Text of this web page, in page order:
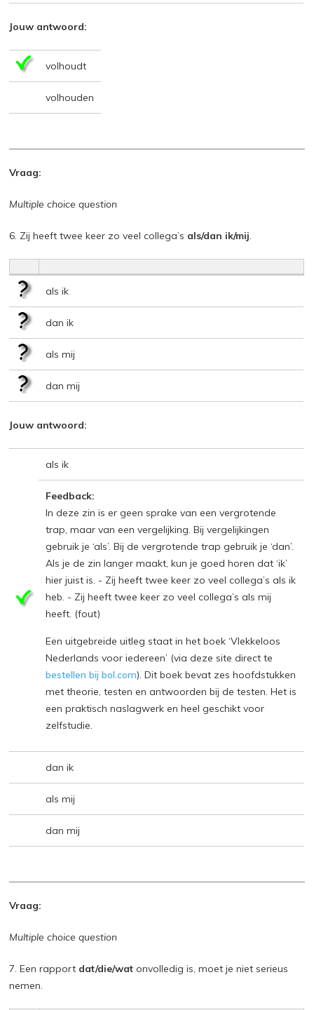
Jouw antwoord:
volhoudt
volhouden
Vraag:
Multiple choice question
6. Zij heeft twee keer zo veel collega’s als/dan ik/mij.
als ik
dan ik
als mij
dan mij
Jouw antwoord:
als ik
Feedback:
In deze zin is er geen sprake van een vergrotende
trap, maar van een vergelijking. Bij vergelijkingen
gebruik je ‘als’. Bij de vergrotende trap gebruik je ‘dan’.
Als je de zin langer maakt, kun je goed horen dat ‘ik’
hier juist is. - Zij heeft twee keer zo veel collega’s als ik
heb. - Zij heeft twee keer zo veel collega’s als mij
heeft. (fout)
Een uitgebreide uitleg staat in het boek ‘Vlekkeloos
Nederlands voor iedereen’ (via deze site direct te
bestellen bij bol.com). Dit boek bevat zes hoofdstukken
met theorie, testen en antwoorden bij de testen. Het is
een praktisch naslagwerk en heel geschikt voor
zelfstudie.
dan ik
als mij
dan mij
Vraag:
Multiple choice question
7. Een rapport dat/die/wat onvolledig is, moet je niet serieus
nemen.